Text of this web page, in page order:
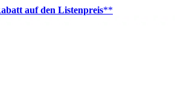
auf den Listenpreis**